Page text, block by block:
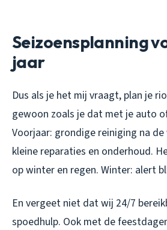
Seizoensplanning
jaar
Dus als je het mij vraagt, plan je
gewoon zoals je dat met je auto
Voorjaar: grondige reiniging na
kleine reparaties en onderhoud.
op winter en regen. Winter: alert
En vergeet niet dat wij 24/7
spoedhulp. Ook met de